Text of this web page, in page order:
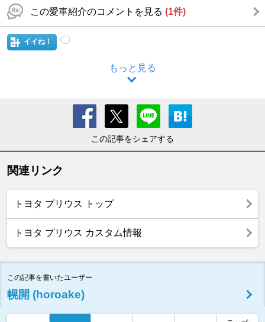
この愛車紹介のコメントを見る (1件)
イイね！
もっと見る
この記事をシェアする
関連リンク
トヨタ プリウス トップ
トヨタ プリウス カスタム情報
この記事を書いたユーザー
幌開 (horoake)